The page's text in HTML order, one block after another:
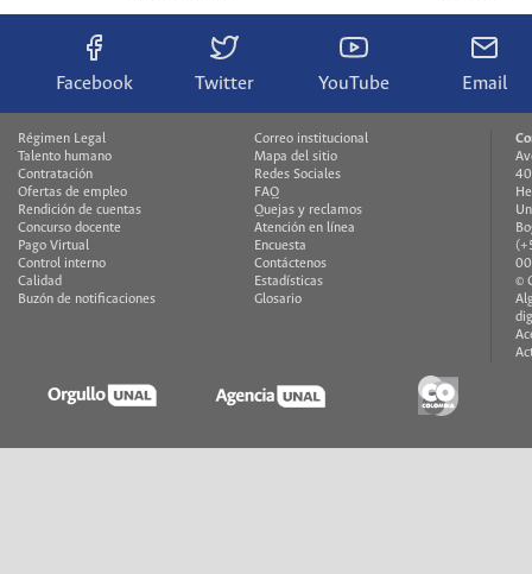
Facebook Twitter YouTube Email
Régimen Legal
Talento humano
Contratación
Ofertas de empleo
Rendición de cuentas
Concurso docente
Pago Virtual
Control interno
Calidad
Buzón de notificaciones
Correo institucional
Mapa del sitio
Redes Sociales
FAQ
Quejas y reclamos
Atención en línea
Encuesta
Contáctenos
Estadísticas
Glosario
©